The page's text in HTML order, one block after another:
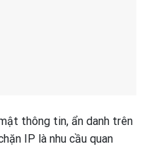
thông tin, ẩn danh trên
IP là nhu cầu quan